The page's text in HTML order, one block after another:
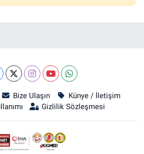
Bize Ulaşın
Künye / İletişim
Gizlilik Sözleşmesi